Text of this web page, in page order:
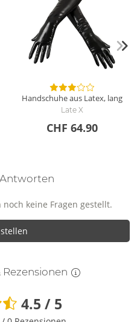
Handschuhe aus Latex, lang
Late X
CHF 64.90
keine Fragen gestellt.
Rezensionen
4.5 / 5